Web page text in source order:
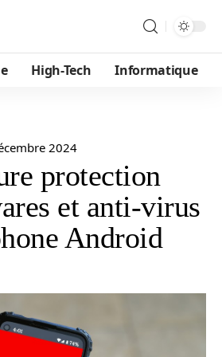
High-Tech Informatique
2024
protection
et anti-virus
Android